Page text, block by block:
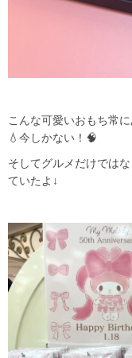
こんな可愛いおもち常
💧今しかない！🧠
そしてグルメだけでは
ていたよ↓